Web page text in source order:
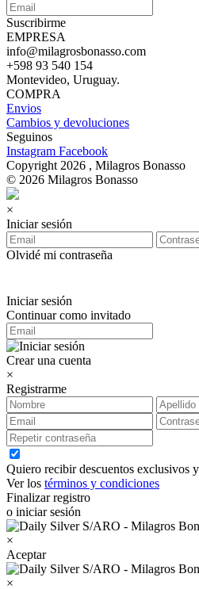
Suscribirme
EMPRESA
info@milagrosbonasso.com
+598 93 540 154
Montevideo, Uruguay.
COMPRA
Envios
Cambios y devoluciones
Seguinos
Instagram Facebook
Copyright 2026 , Milagros Bonasso
© 2026 Milagros Bonasso
×
Iniciar sesión
Olvidé mi contraseña
Iniciar sesión
Continuar como invitado
Crear una cuenta
×
Registrarme
Quiero recibir descuentos exclusivos
Ver los términos y condiciones
Finalizar registro
o iniciar sesión
×
Aceptar
×